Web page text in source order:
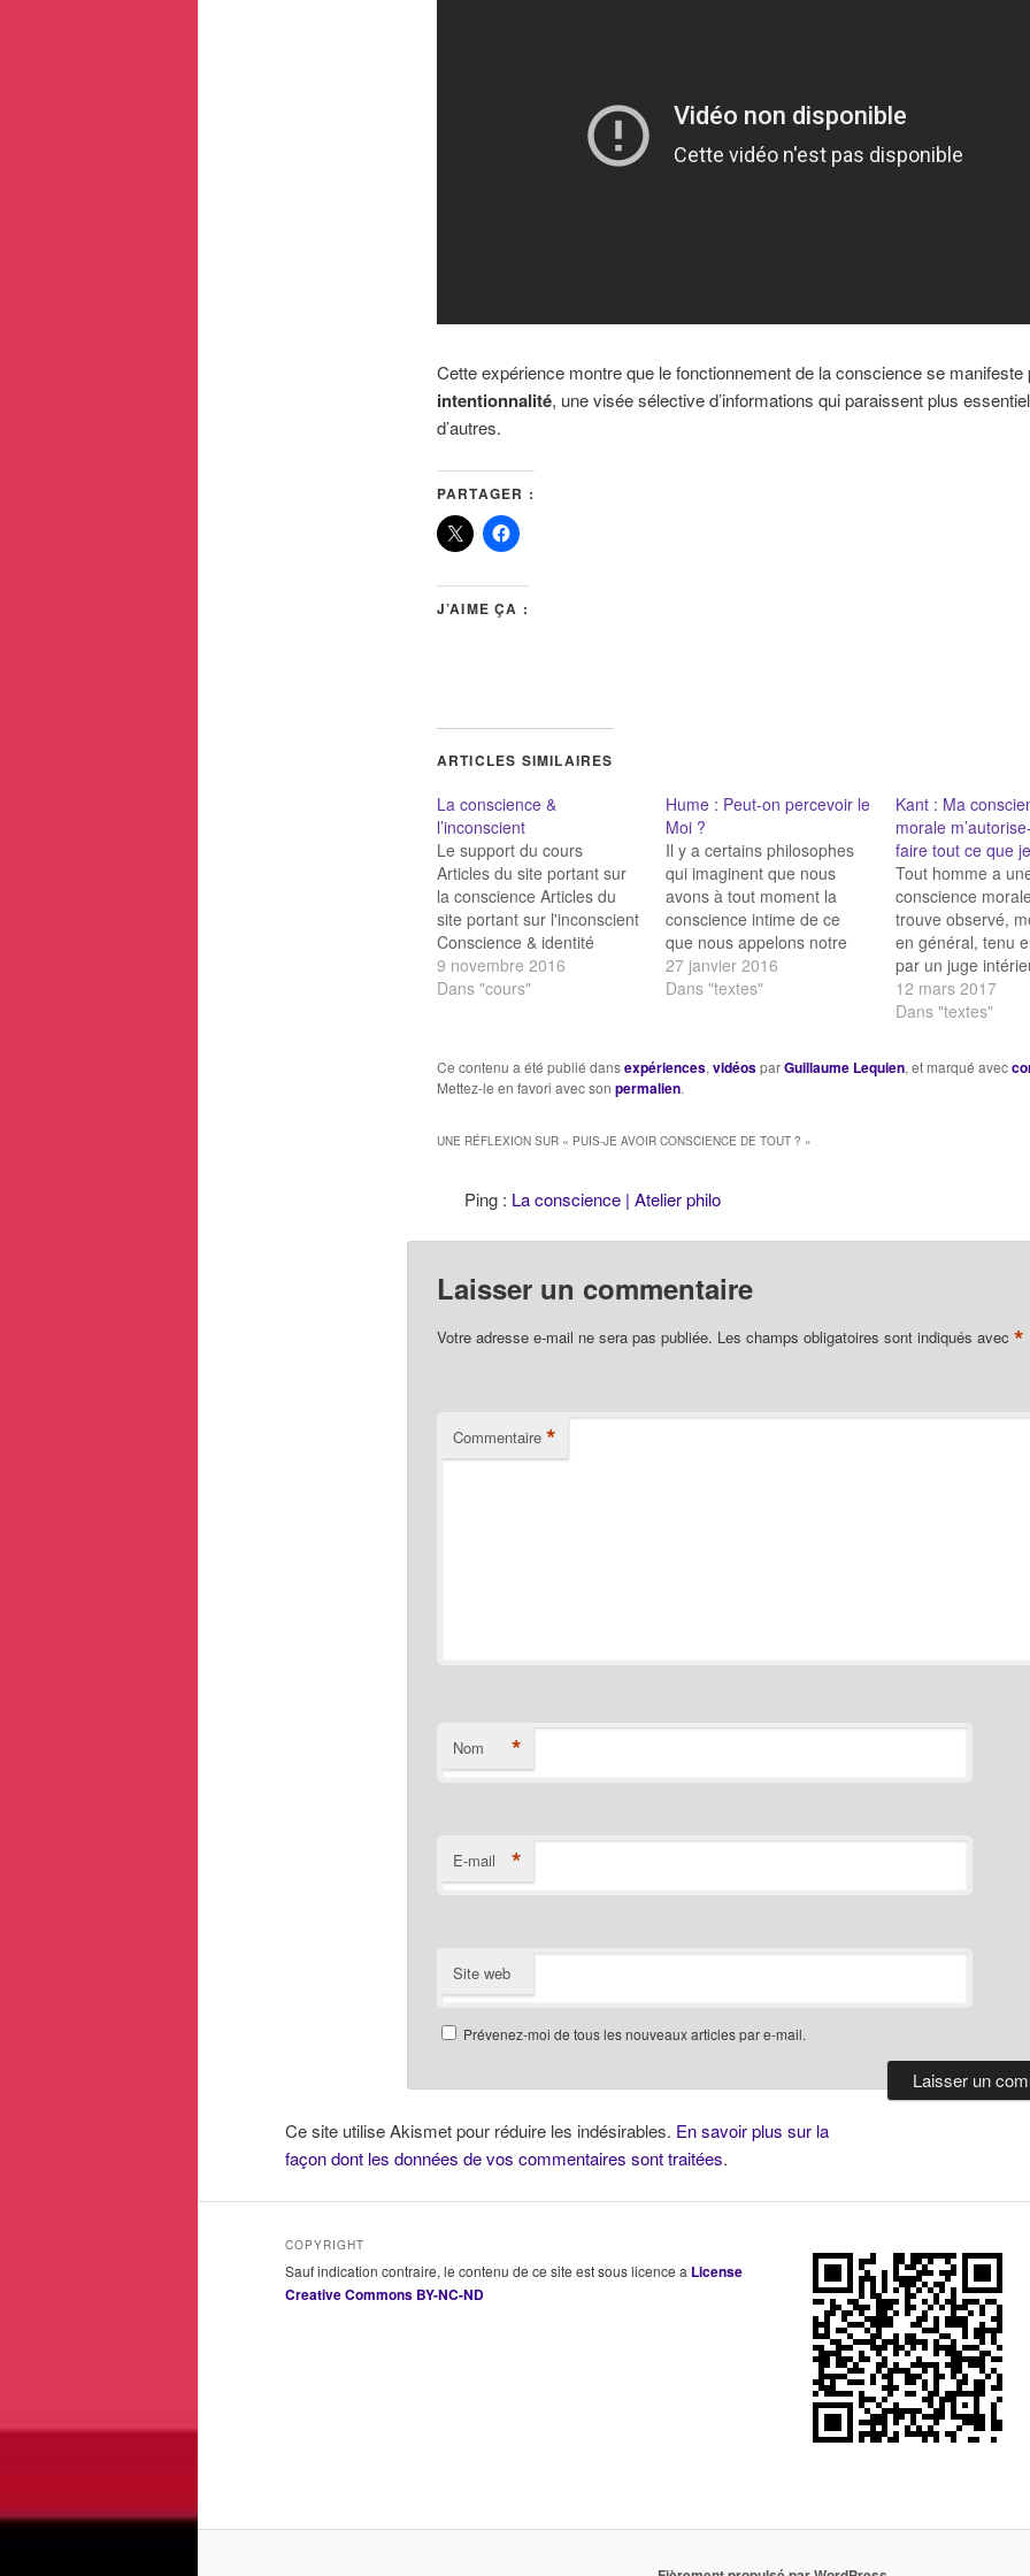
Cette expérience montre que le fonctionnement de la conscience se manifeste
intentionnalité, une visée sélective d’informations qui paraissent plus
d’autres.
PARTAGER :
J’AIME ÇA :
ARTICLES SIMILAIRES
La conscience &
l’inconscient
Le support du cours
Articles du site portant sur
la conscience Articles du
site portant sur l'inconscient
Conscience & identité
personnelle Puis-je avoir
conscience de tout
conscience ? Locke : Être la
9 novembre 2016
Dans "cours"
Hume : Peut-on percevoir le
Moi ?
Il y a certains philosophes
qui imaginent que nous
avons à tout moment la
conscience intime de ce
que nous appelons notre
moi ; que nous sentons son
existence et sa continuité
évidence plus claire que
celle de la démonstration,
27 janvier 2016
Dans "textes"
Kant : Ma
morale
faire tout ce que
Tout homme a
conscience
trouve observé,
en général, tenu
par un juge
cette puissance
veille sur les lois
est incorporée
12 mars 2017
Dans "textes"
Ce contenu a été publié dansexpériences, vidéosparGuillaume Lequien, et marqué avec
Mettez-le en favori avec son permalien.
UNE RÉFLEXION SUR « PUIS-JE AVOIR CONSCIENCE DE TOUT ? »
Ping : La conscience | Atelier philo
Laisser un commentaire
Votre adresse e-mail ne sera pas publiée. Les champs obligatoires sont indiqués avec *
Commentaire *
Nom *
E-mail *
Site web
Prévenez-moi de tous les nouveaux articles par e-mail.
Ce site utilise Akismet pour réduire les indésirables. En savoir plus sur la
façon dont les données de vos commentaires sont traitées.
COPYRIGHT
Sauf indication contraire, le contenu de ce site est sous licence a License
Creative Commons BY-NC-ND